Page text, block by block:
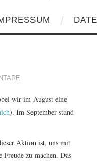
wir im August eine
). Im September stand
Aktion ist, uns mit
zu machen. Das